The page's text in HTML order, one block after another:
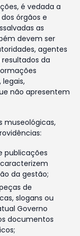
é vedada a
órgãos e
as
devem ser
agentes
da
não apresentem
museológicas,
publicações
da gestão;
de
slogans ou
Governo
documentos